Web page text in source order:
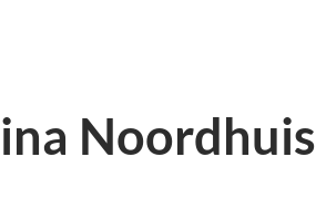
Noordhuis